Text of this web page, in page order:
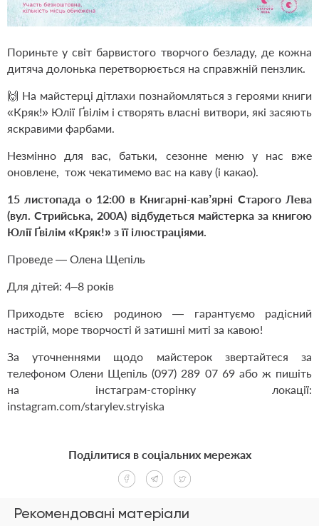
Пориньте у світ барвистого творчого безладу, де кожна
дитяча долонька перетворюється на справжній пензлик.
🙌 На майстерці дітлахи познайомляться з героями книги
«Кряк!» Юлії Ґвілім і створять власні витвори, які засяють
яскравими фарбами.
Незмінно для вас, батьки, сезонне меню у нас вже
оновлене, тож чекатимемо вас на каву (і какао).
15 листопада о 12:00 в Книгарні-кав’ярні Старого Лева
(вул. Стрийська, 200А) відбудеться майстерка за книгою
Юлії Ґвілім «Кряк!» з її ілюстраціями.
Проведе — Олена Щепіль
Для дітей: 4–8 років
Приходьте всією родиною — гарантуємо радісний
настрій, море творчості й затишні миті за кавою!
За уточненнями щодо майстерок звертайтеся за
телефоном Олени Щепіль (097) 289 07 69 або ж пишіть
на інстаграм-сторінку локації:
instagram.com/starylev.stryiska
Рекомендовані матеріали
Поділитися в соціальних мережах